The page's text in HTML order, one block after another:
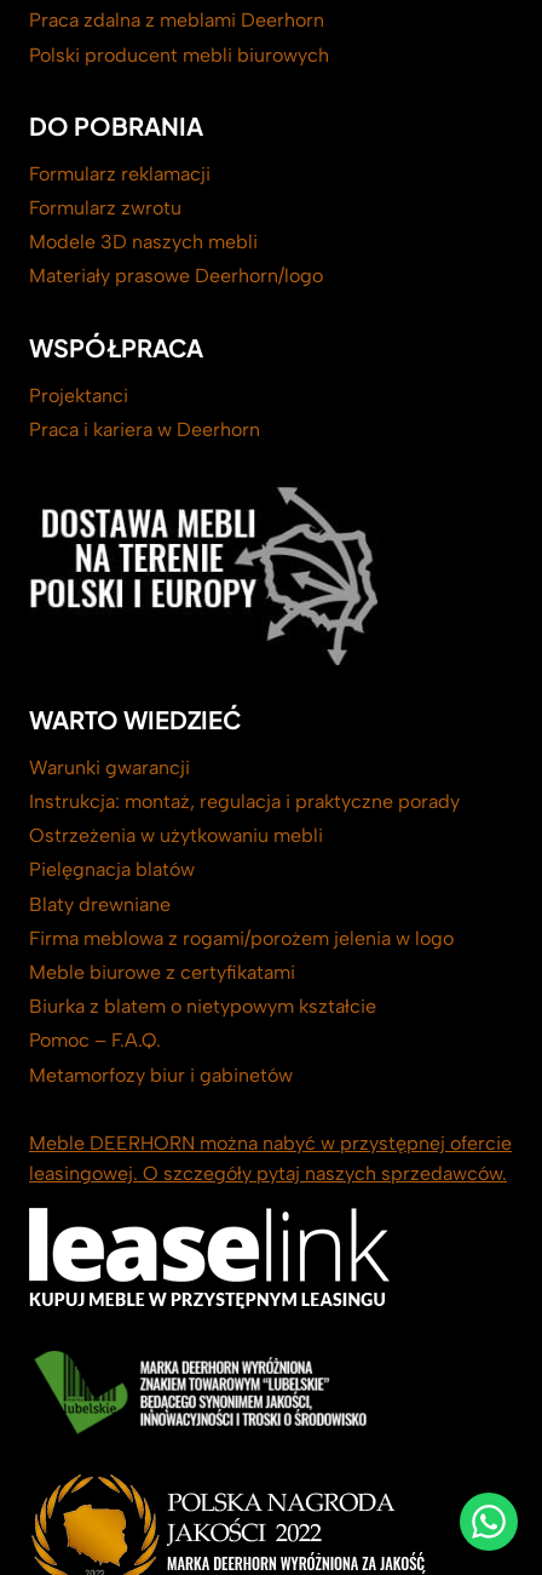
Praca zdalna z meblami Deerhorn
Polski producent mebli biurowych
DO POBRANIA
Formularz reklamacji
Formularz zwrotu
Modele 3D naszych mebli
Materiały prasowe Deerhorn/logo
WSPÓŁPRACA
Projektanci
Praca i kariera w Deerhorn
WARTO WIEDZIEĆ
Warunki gwarancji
Instrukcja: montaż, regulacja i praktyczne porady
Ostrzeżenia w użytkowaniu mebli
Pielęgnacja blatów
Blaty drewniane
Firma meblowa z rogami/porożem jelenia w logo
Meble biurowe z certyfikatami
Biurka z blatem o nietypowym kształcie
Pomoc – F.A.Q.
Metamorfozy biur i gabinetów
Meble DEERHORN można nabyć w przystępnej ofercie
leasingowej. O szczegóły pytaj naszych sprzedawców.